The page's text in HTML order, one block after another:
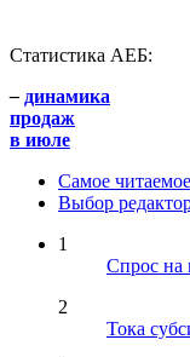
Статистика АЕБ:
– динамика
продаж
в июле
Самое читаемое
Выбор
1
Спрос на
2
Тока